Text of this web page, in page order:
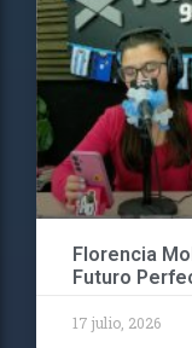
Florencia
Futuro
17 julio, 2026